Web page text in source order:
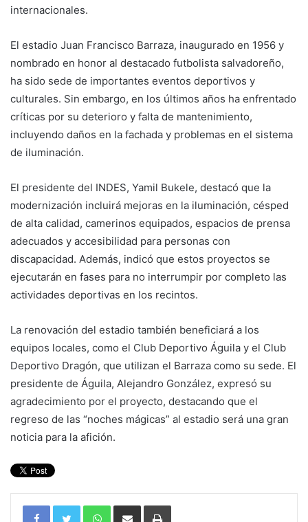
internacionales.
El estadio Juan Francisco Barraza, inaugurado en 1956 y
nombrado en honor al destacado futbolista salvadoreño,
ha sido sede de importantes eventos deportivos y
culturales. Sin embargo, en los últimos años ha enfrentado
críticas por su deterioro y falta de mantenimiento,
incluyendo daños en la fachada y problemas en el sistema
de iluminación.
El presidente del INDES, Yamil Bukele, destacó que la
modernización incluirá mejoras en la iluminación, césped
de alta calidad, camerinos equipados, espacios de prensa
adecuados y accesibilidad para personas con
discapacidad. Además, indicó que estos proyectos se
ejecutarán en fases para no interrumpir por completo las
actividades deportivas en los recintos.
La renovación del estadio también beneficiará a los
equipos locales, como el Club Deportivo Águila y el Club
Deportivo Dragón, que utilizan el Barraza como su sede. El
presidente de Águila, Alejandro González, expresó su
agradecimiento por el proyecto, destacando que el
regreso de las “noches mágicas” al estadio será una gran
noticia para la afición.
WhatsAppCompartir por correo electrónicoImprimir